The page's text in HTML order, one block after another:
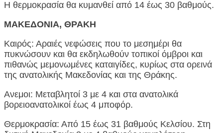
Η θερμοκρασία θα κυμανθεί από 14 έως 30 βαθμούς.
ΜΑΚΕΔΟΝΙΑ, ΘΡΑΚΗ
Καιρός: Αραιές νεφώσεις που το μεσημέρι θα
πυκνώσουν και θα εκδηλωθούν τοπικοί όμβροι και
πιθανώς μεμονωμένες καταιγίδες, κυρίως στα ορεινά
της ανατολικής Μακεδονίας και της Θράκης.
Ανεμοι: Μεταβλητοί 3 με 4 και στα ανατολικά
βορειοανατολικοί έως 4 μποφόρ.
Θερμοκρασία: Από 15 έως 31 βαθμούς Κελσίου. Στη